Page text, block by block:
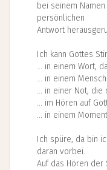
bei seinem
persönlichen
Antwort
Ich kann Gottes
... in einem Wort,
... in einem
... in einer Not, die
... im Hören auf
... in einem
Ich spüre, da bin
daran vorbei.
Auf das Hören der